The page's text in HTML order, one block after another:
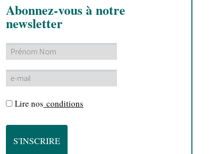
Abonnez-vous à notre
newsletter
Lire nos conditions